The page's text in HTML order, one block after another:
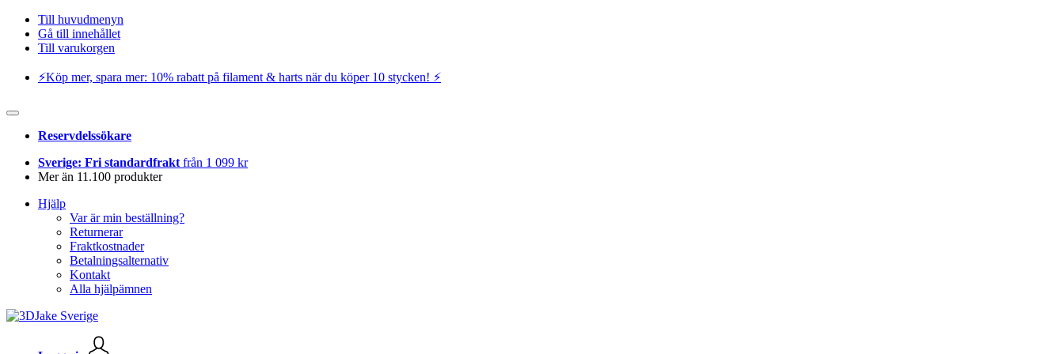
Till huvudmenyn
Gå till innehållet
Till varukorgen
⚡️Köp mer, spara mer: 10% rabatt på filament & harts när du köper 10 stycken! ⚡️
Reservdelssökare
Sverige: Fri standardfrakt från 1 099 kr
Mer än 11.100 produkter
Hjälp
Var är min beställning?
Returnerar
Fraktkostnader
Betalningsalternativ
Kontakt
Alla hjälpämnen